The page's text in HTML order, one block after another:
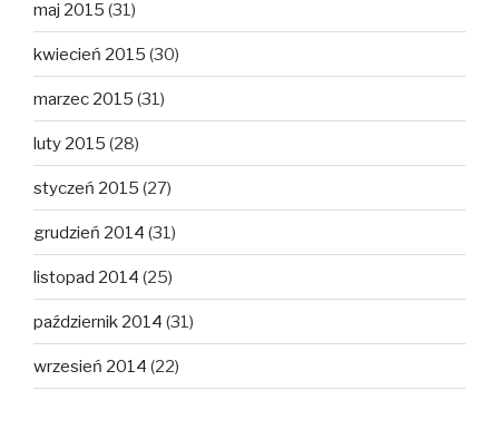
maj 2015 (31)
kwiecień 2015 (30)
marzec 2015 (31)
luty 2015 (28)
styczeń 2015 (27)
grudzień 2014 (31)
listopad 2014 (25)
październik 2014 (31)
wrzesień 2014 (22)